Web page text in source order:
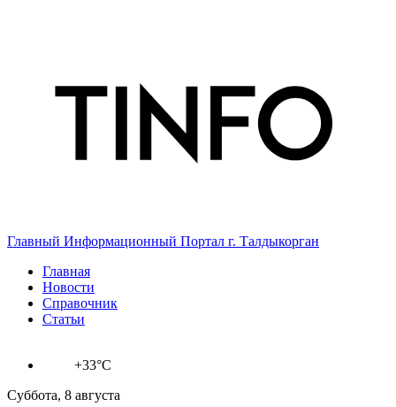
Главный Информационный Портал г. Талдыкорган
Главная
Новости
Справочник
Статьи
+33°C
Суббота, 8 августа